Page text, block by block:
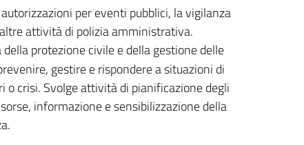
per eventi pubblici, la vigilanza
attività di polizia amministrativa.
protezione civile e della gestione delle
gestire e rispondere a situazioni di
crisi. Svolge attività di pianificazione degli
informazione e sensibilizzazione della